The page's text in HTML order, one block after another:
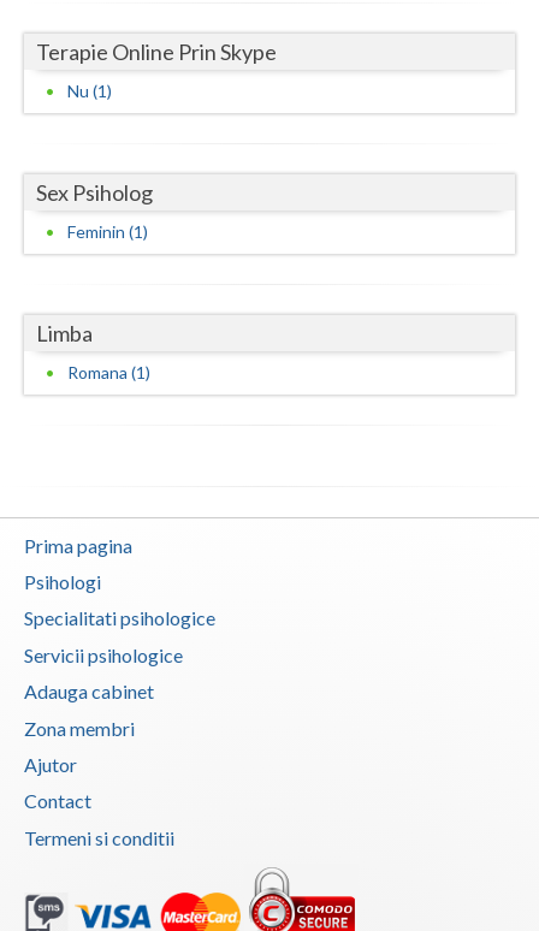
Salaj
Satu-Mare
Suceava
Teleorman
Tulcea
Valcea
Terapie Online Prin Skype
Nu (1)
Sex Psiholog
Feminin (1)
Limba
Romana (1)
Prima pagina
Psihologi
Specialitati psihologice
Servicii psihologice
Adauga cabinet
Zona membri
Ajutor
Contact
Termeni si conditii